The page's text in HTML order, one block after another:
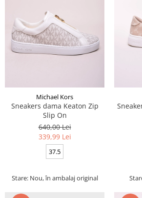
Michael Kors
Sneakers dama Keaton Zip
Slip On
640,00 Lei
339,99 Lei
37.5
Stare: Nou, în ambalaj original